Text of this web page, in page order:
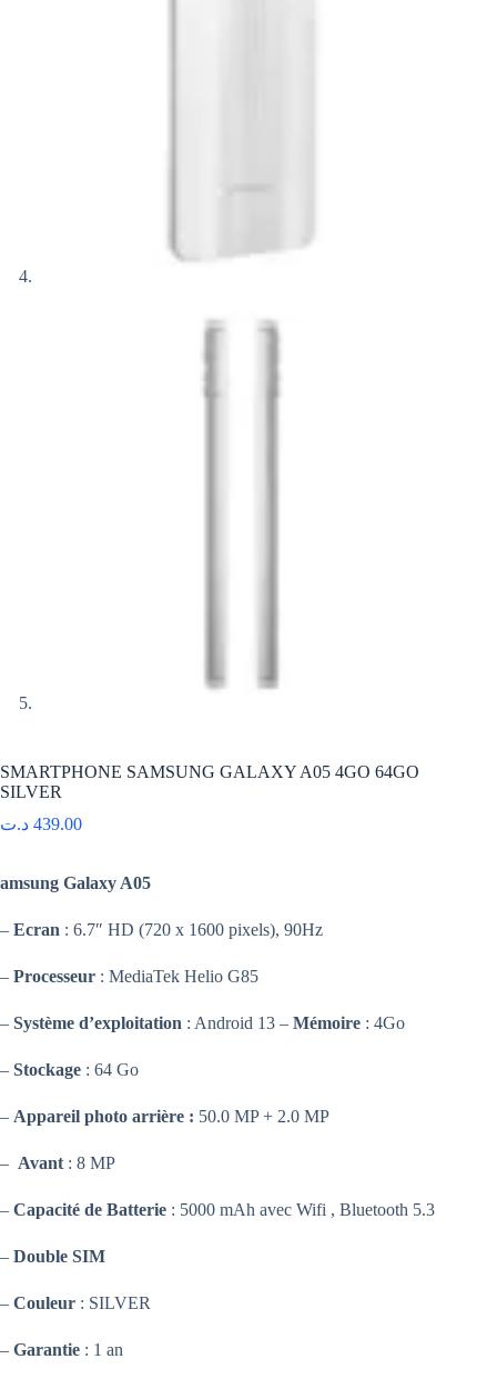
SMARTPHONE SAMSUNG GALAXY A05 4GO 64GO
SILVER
439.00 د.ت
amsung Galaxy A05
– Ecran : 6.7″ HD (720 x 1600 pixels), 90Hz
– Processeur : MediaTek Helio G85
– Système d’exploitation : Android 13 – Mémoire : 4Go
– Stockage : 64 Go
– Appareil photo arrière : 50.0 MP + 2.0 MP
– Avant : 8 MP
– Capacité de Batterie : 5000 mAh avec Wifi , Bluetooth 5.3
– Double SIM
– Couleur : SILVER
– Garantie : 1 an